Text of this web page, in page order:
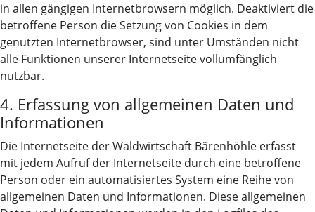
in allen gängigen Internetbrowsern möglich. Deaktiviert die
betroffene Person die Setzung von Cookies in dem
genutzten Internetbrowser, sind unter Umständen nicht
alle Funktionen unserer Internetseite vollumfänglich
nutzbar.
4. Erfassung von allgemeinen Daten und
Informationen
Die Internetseite der Waldwirtschaft Bärenhöhle erfasst
mit jedem Aufruf der Internetseite durch eine betroffene
Person oder ein automatisiertes System eine Reihe von
allgemeinen Daten und Informationen. Diese allgemeinen